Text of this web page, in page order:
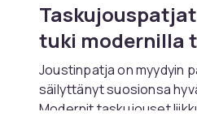
tuki modernilla
Joustinpatja on myydyin
säilyttänyt suosionsa
Modernit taskujouset